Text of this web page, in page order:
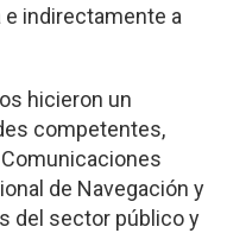
indirectamente a
hicieron un
competentes,
de Navegación y
del sector público y